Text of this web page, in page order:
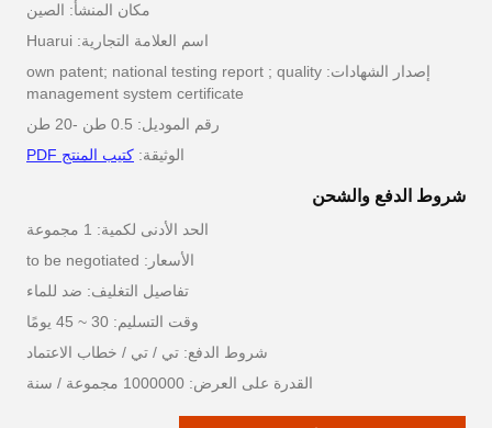
مكان المنشأ: الصين
اسم العلامة التجارية: Huarui
إصدار الشهادات: own patent; national testing report ; quality
management system certificate
رقم الموديل: 0.5 طن -20 طن
الوثيقة: كتيب المنتج PDF
شروط الدفع والشحن
الحد الأدنى لكمية: 1 مجموعة
الأسعار: to be negotiated
تفاصيل التغليف: ضد للماء
وقت التسليم: 30 ~ 45 يومًا
شروط الدفع: تي / تي / خطاب الاعتماد
القدرة على العرض: 1000000 مجموعة / سنة